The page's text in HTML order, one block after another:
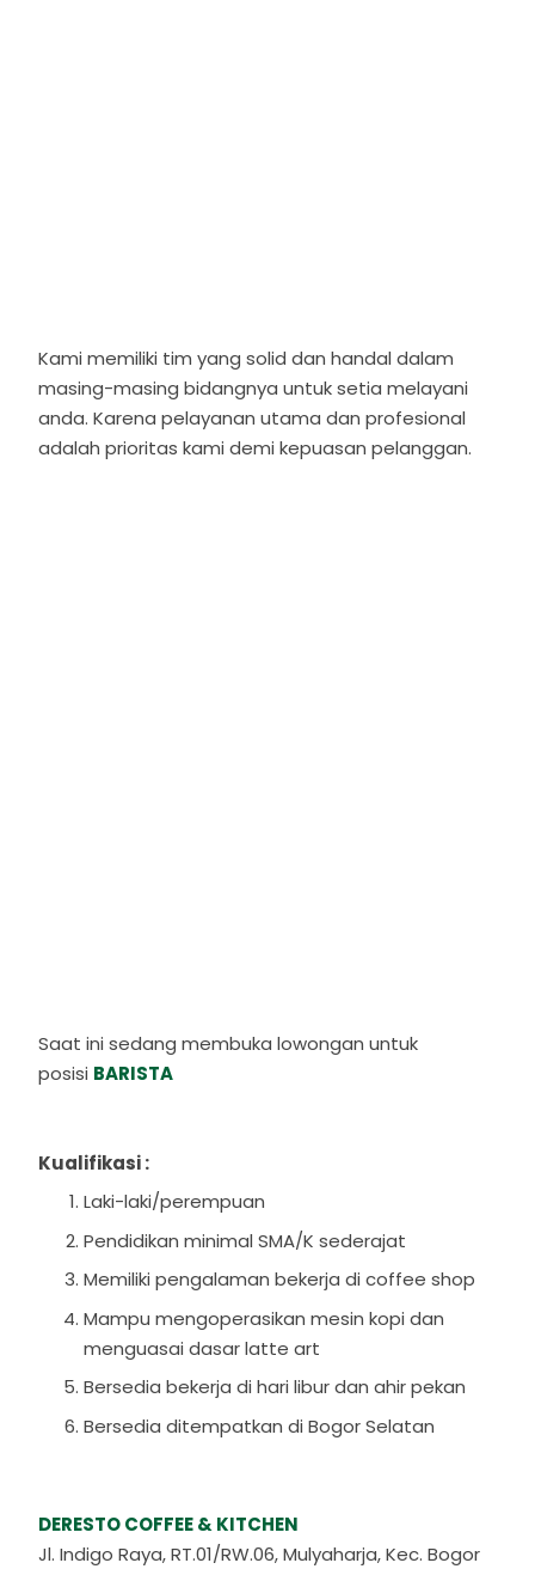
Kami memiliki tim yang solid dan handal dalam
masing-masing bidangnya untuk setia melayani
anda. Karena pelayanan utama dan profesional
adalah prioritas kami demi kepuasan pelanggan.
Saat ini sedang membuka lowongan untuk
posisi BARISTA
Kualifikasi :
Laki-laki/perempuan
Pendidikan minimal SMA/K sederajat
Memiliki pengalaman bekerja di coffee shop
Mampu mengoperasikan mesin kopi dan
menguasai dasar latte art
Bersedia bekerja di hari libur dan ahir pekan
Bersedia ditempatkan di Bogor Selatan
DERESTO COFFEE & KITCHEN
Jl. Indigo Raya, RT.01/RW.06, Mulyaharja, Kec. Bogor